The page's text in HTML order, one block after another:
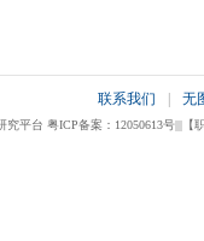
联系我们 无
平台 粤ICP备案：12050613号|||【